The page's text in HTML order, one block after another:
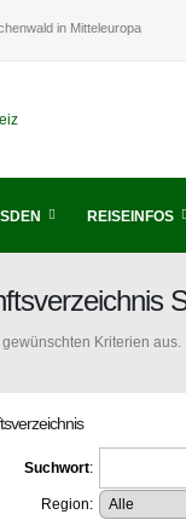
in Mitteleuropa
REISEINFOS
Kriterien aus.
Suchwort:
Region: